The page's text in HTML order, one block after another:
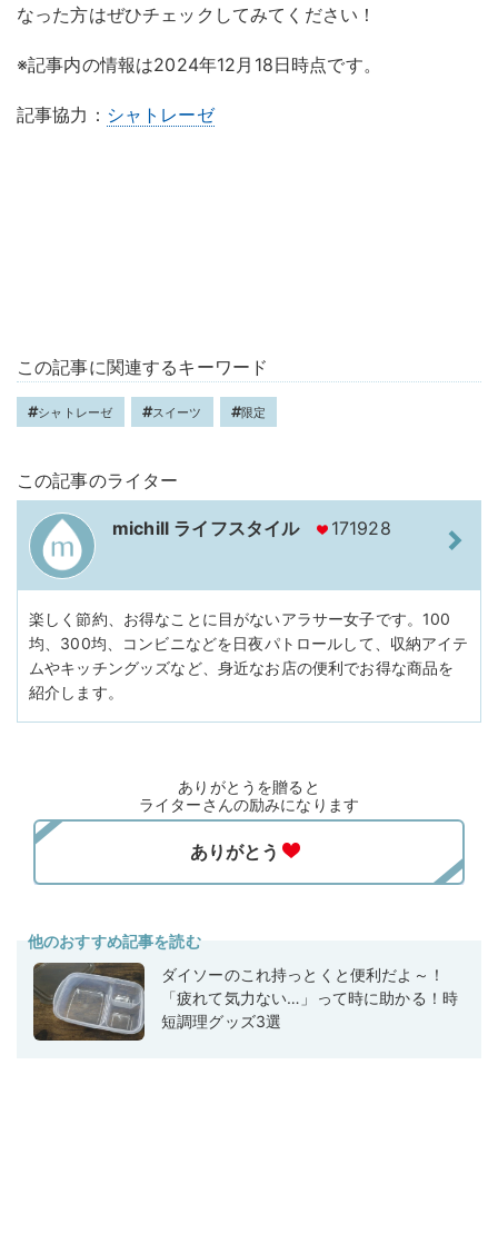
なった方はぜひチェックしてみてください！
※記事内の情報は2024年12月18日時点です。
記事協力： シャトレーゼ
この記事に関連するキーワード
シャトレーゼ スイーツ 限定
この記事のライター
michill ライフスタイル 171928
楽しく節約、お得なことに目がないアラサー女子です。100
均、300均、コンビニなどを日夜パトロールして、収納アイテ
ムやキッチングッズなど、身近なお店の便利でお得な商品を
紹介します。
ありがとうを贈ると
ライターさんの励みになります
他のおすすめ記事を読む
ダイソーのこれ持っとくと便利だよ～！
「疲れて気力ない…」って時に助かる！時
短調理グッズ3選